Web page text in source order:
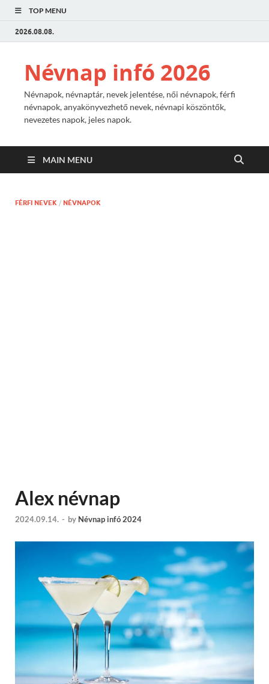
TOP MENU
2026.08.08.
Névnap infó 2026
Névnapok, névnaptár, nevek jelentése, női névnapok, férfi
névnapok, anyakönyvezhető nevek, névnapi köszöntők,
nevezetes napok, jeles napok.
MAIN MENU
FÉRFI NEVEK / NÉVNAPOK
Alex névnap
2024.09.14. - by Névnap infó 2024